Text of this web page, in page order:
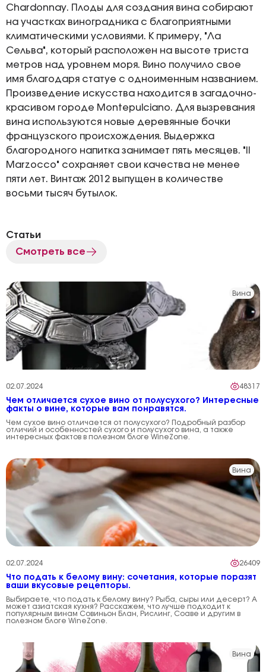
Chardonnay. Плоды для создания вина собирают
на участках виноградника с благоприятными
климатическими условиями. К примеру, "Ла
Сельва", который расположен на высоте триста
метров над уровнем моря. Вино получило свое
имя благодаря статуе с одноименным названием.
Произведение искусства находится в загадочно-
красивом городе Montepulciano. Для вызревания
вина используются новые деревянные бочки
французского происхождения. Выдержка
благородного напитка занимает пять месяцев. "Il
Marzocco" сохраняет свои качества не менее
пяти лет. Винтаж 2012 выпущен в количестве
восьми тысяч бутылок.
Статьи
Смотреть все
Вина
02.07.2024 48317
Чем отличается сухое вино от полусухого? Интересные
факты о вине, которые вам понравятся.
Чем сухое вино отличается от полусухого? Подробный разбор
отличий и особенностей сухого и полусухого вина, а также
интересных фактов в полезном блоге WineZone.
Вина
02.07.2024 26409
Что подать к белому вину: сочетания, которые поразят
ваши вкусовые рецепторы.
Выбираете, что подать к белому вину? Рыба, сыры или десерт? А
может азиатская кухня? Расскажем, что лучше подходит к
популярным винам Совиньон Блан, Рислинг, Соаве и другим в
полезном блоге WineZone.
Вина